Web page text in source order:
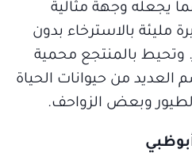
يجعله وجهةً مثالية
مليئة بالاسترخاء بدون
وتحيط بالمنتجع محمية
العديد من حيوانات الحياة
وبعض الزواحف.